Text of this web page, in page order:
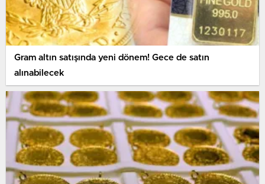
Gram altın satışında yeni dönem! Gece de satın
alınabilecek